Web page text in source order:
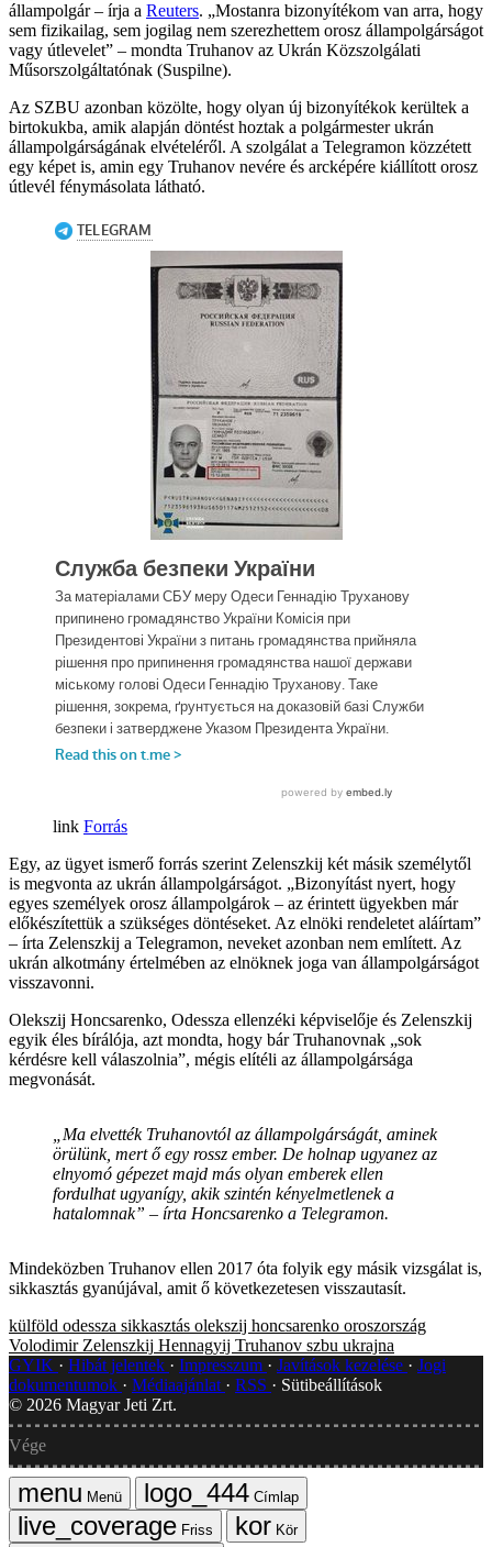
állampolgár – írja a Reuters. „Mostanra bizonyítékom van arra, hogy
sem fizikailag, sem jogilag nem szerezhettem orosz állampolgárságot
vagy útlevelet” – mondta Truhanov az Ukrán Közszolgálati
Műsorszolgáltatónak (Suspilne).
Az SZBU azonban közölte, hogy olyan új bizonyítékok kerültek a
birtokukba, amik alapján döntést hoztak a polgármester ukrán
állampolgárságának elvételéről. A szolgálat a Telegramon közzétett
egy képet is, amin egy Truhanov nevére és arcképére kiállított orosz
útlevél fénymásolata látható.
Forrás
Egy, az ügyet ismerő forrás szerint Zelenszkij két másik személytől
is megvonta az ukrán állampolgárságot. „Bizonyítást nyert, hogy
egyes személyek orosz állampolgárok – az érintett ügyekben már
előkészítettük a szükséges döntéseket. Az elnöki rendeletet aláírtam”
– írta Zelenszkij a Telegramon, neveket azonban nem említett. Az
ukrán alkotmány értelmében az elnöknek joga van állampolgárságot
visszavonni.
Olekszij Honcsarenko, Odessza ellenzéki képviselője és Zelenszkij
egyik éles bírálója, azt mondta, hogy bár Truhanovnak „sok
kérdésre kell válaszolnia”, mégis elítéli az állampolgársága
megvonását.
„Ma elvették Truhanovtól az állampolgárságát, aminek
örülünk, mert ő egy rossz ember. De holnap ugyanez az
elnyomó gépezet majd más olyan emberek ellen
fordulhat ugyanígy, akik szintén kényelmetlenek a
hatalomnak” – írta Honcsarenko a Telegramon.
Mindeközben Truhanov ellen 2017 óta folyik egy másik vizsgálat is,
sikkasztás gyanújával, amit ő következetesen visszautasít.
külföld odessza sikkasztás olekszij honcsarenko oroszország
Volodimir Zelenszkij Hennagyij Truhanov szbu ukrajna
GYIK
Hibát jelentek Impresszum Javítások kezelése
Jogi
dokumentumok
Médiaajánlat RSS
Sütibeállítások
© 2026 Magyar Jeti Zrt.
Vége
Menü
Címlap
Friss
Kör